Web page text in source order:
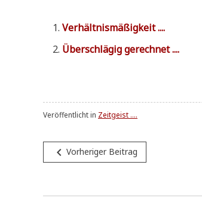
Ver­hält­nis­mä­ßig­keit ....
Über­schlä­gig gerechnet ....
Veröffentlicht in Zeitgeist ....
Beitragsnavigation
navigate_before Vorheriger Beitrag